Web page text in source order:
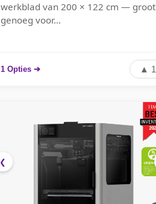
werkblad van 200 × 122 cm — groot
genoeg voor...
1 Opties ➔ ▲ 1
❮